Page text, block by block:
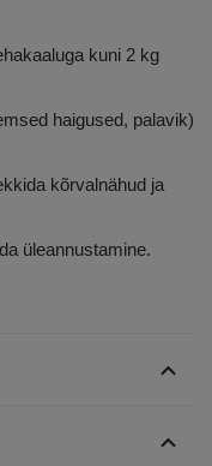
kuni 2 kg
haigused, palavik)
kõrvalnähud ja
üleannustamine.